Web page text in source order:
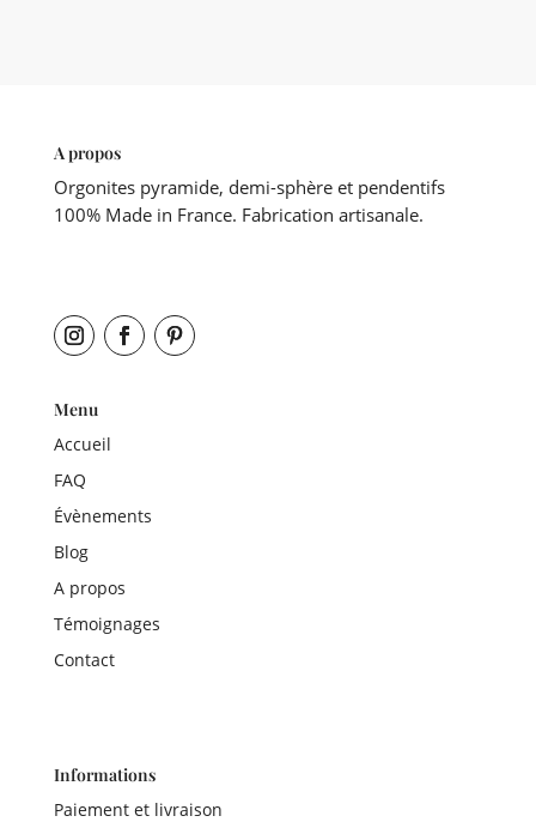
A propos
Orgonites pyramide, demi-sphère et pendentifs
100% Made in France. Fabrication artisanale.
Menu
Accueil
FAQ
Évènements
Blog
A propos
Témoignages
Contact
Informations
Paiement et livraison